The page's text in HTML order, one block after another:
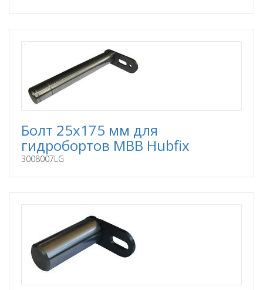
Болт 25x175 мм для
гидробортов MBB Hubfix
3008007LG